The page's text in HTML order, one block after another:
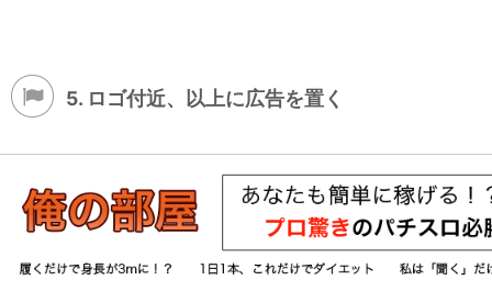
5. ロゴ付近、以上に広告を置く